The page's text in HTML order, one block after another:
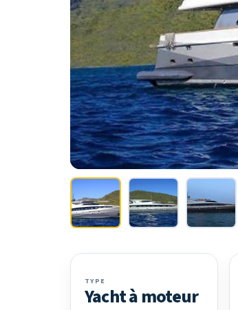
TYPE
Yacht à moteur